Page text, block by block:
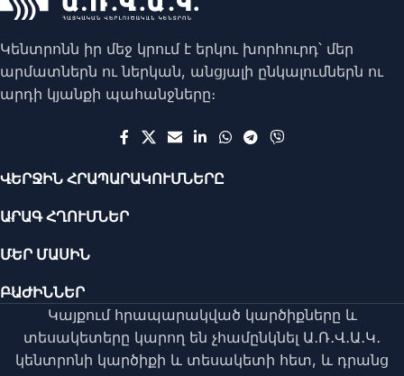
Կենտրոնն իր մեջ կրում է երկու խորհուրդ՝ մեր
արմատներն ու ներկան, անցյալի ընկալումներն ու
արդի կյանքի պահանջները։
ՎԵՐՋԻՆ ՀՐԱՊԱՐԱԿՈՒՄՆԵՐԸ
ԱՐԱԳ ՀՂՈՒՄՆԵՐ
ՄԵՐ ՄԱՍԻՆ
ԲԱԺԻՆՆԵՐ
Կայքում հրապարակված կարծիքները և
տեսակետերը կարող են չհամընկնել Ա․Ռ․Վ․Ա․Կ․
կենտրոնի կարծիքի և տեսակետի հետ, և դրանց